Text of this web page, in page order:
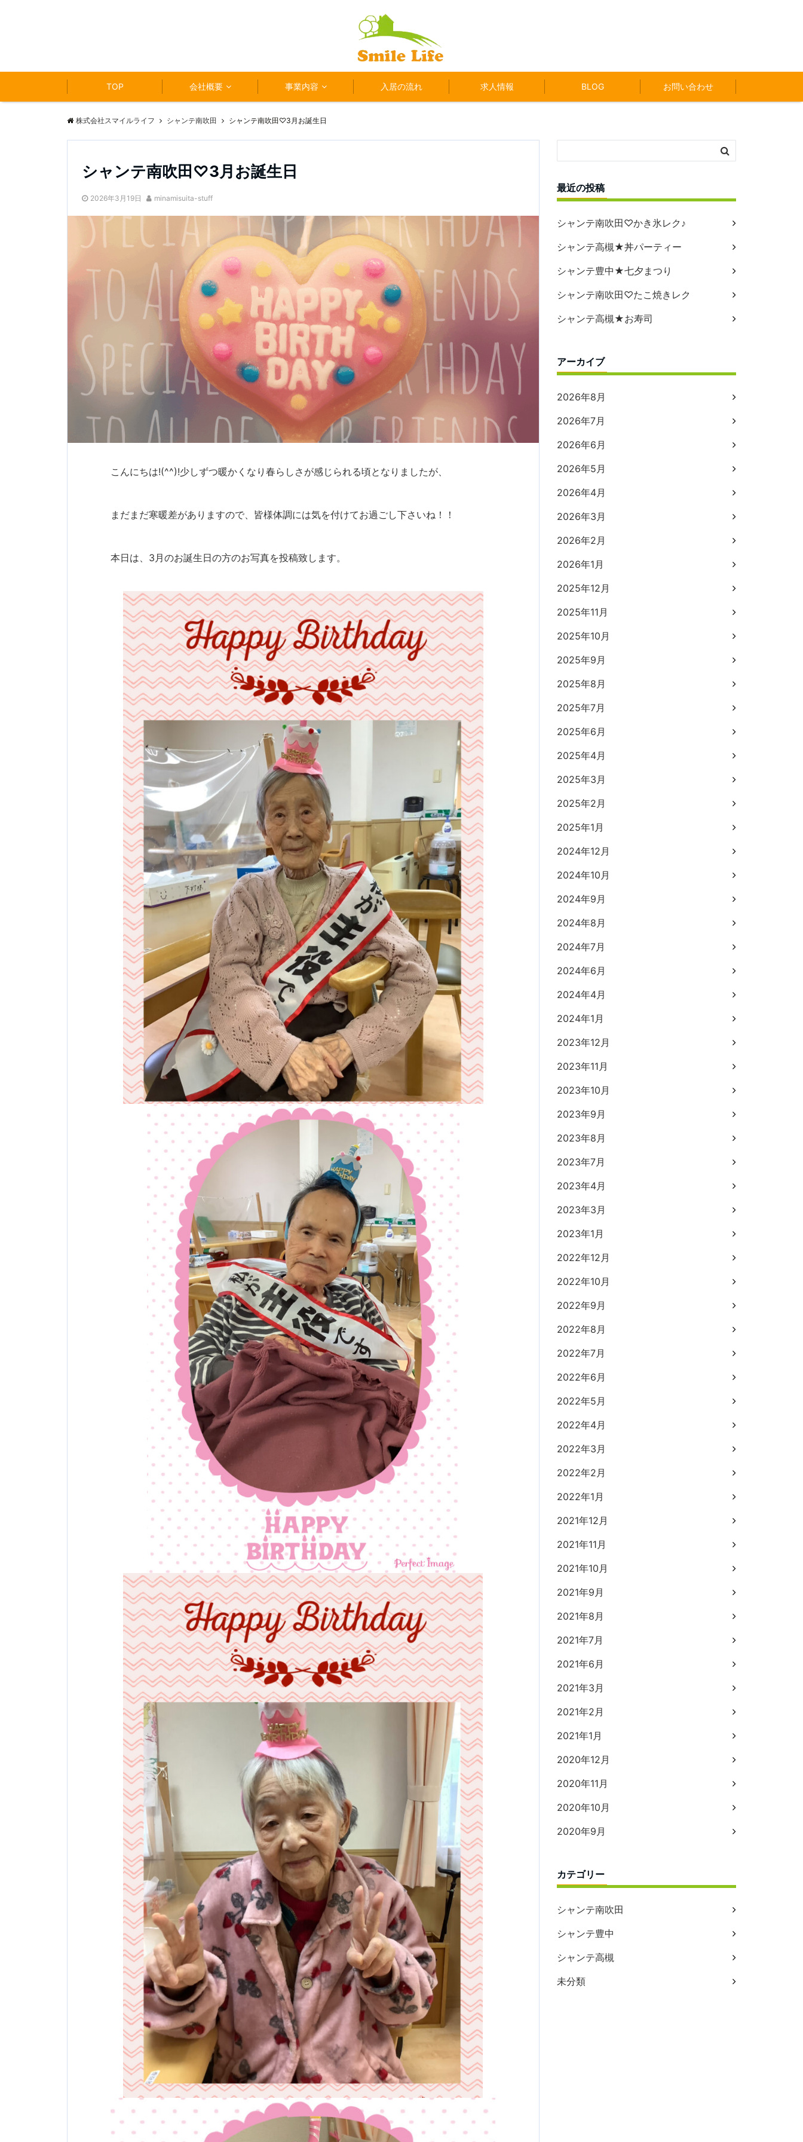
TOP 会社概要 事業内容 入居の流れ 求人情報 BLOG お問い合わせ
株式会社スマイルライフ シャンテ南吹田 シャンテ南吹田♡3月お誕生日
シャンテ南吹田♡3月お誕生日
2026年3月19日 minamisuita-stuff
こんにちは!(^^)!少しずつ暖かくなり春らしさが感じられる頃となりましたが、
まだまだ寒暖差がありますので、皆様体調には気を付けてお過ごし下さいね！！
本日は、3月のお誕生日の方のお写真を投稿致します。
最近の投稿
シャンテ南吹田♡かき氷レク♪
シャンテ高槻★丼パーティー
シャンテ豊中★七夕まつり
シャンテ南吹田♡たこ焼きレク
シャンテ高槻★お寿司
アーカイブ
2026年8月
2026年7月
2026年6月
2026年5月
2026年4月
2026年3月
2026年2月
2026年1月
2025年12月
2025年11月
2025年10月
2025年9月
2025年8月
2025年7月
2025年6月
2025年4月
2025年3月
2025年2月
2025年1月
2024年12月
2024年10月
2024年9月
2024年8月
2024年7月
2024年6月
2024年4月
2024年1月
2023年12月
2023年11月
2023年10月
2023年9月
2023年8月
2023年7月
2023年4月
2023年3月
2023年1月
2022年12月
2022年10月
2022年9月
2022年8月
2022年7月
2022年6月
2022年5月
2022年4月
2022年3月
2022年2月
2022年1月
2021年12月
2021年11月
2021年10月
2021年9月
2021年8月
2021年7月
2021年6月
2021年3月
2021年2月
2021年1月
2020年12月
2020年11月
2020年10月
2020年9月
カテゴリー
シャンテ南吹田
シャンテ豊中
シャンテ高槻
未分類